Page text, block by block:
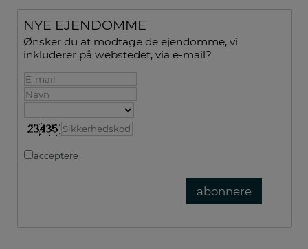
NYE EJENDOMME
Ønsker du at modtage de ejendomme, vi
inkluderer på webstedet, via e-mail?
acceptere